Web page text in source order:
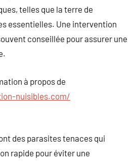
telles que la terre de
essentielles. Une intervention
conseillée pour assurer une
à propos de
nuisibles.com/
des parasites tenaces qui
rapide pour éviter une